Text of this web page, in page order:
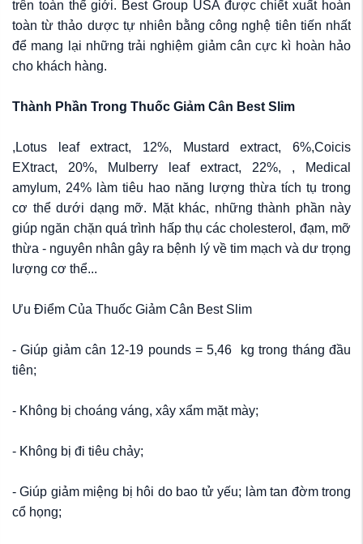
trên toàn thế giới. Best Group USA được chiết xuất hoàn
toàn từ thảo dược tự nhiên bằng công nghệ tiên tiến nhất
để mang lại những trải nghiệm giảm cân cực kì hoàn hảo
cho khách hàng.
Thành Phần Trong Thuốc Giảm Cân Best Slim
,Lotus leaf extract, 12%, Mustard extract, 6%,Coicis
EXtract, 20%, Mulberry leaf extract, 22%, , Medical
amylum, 24% làm tiêu hao năng lượng thừa tích tụ trong
cơ thể dưới dạng mỡ. Mặt khác, những thành phần này
giúp ngăn chặn quá trình hấp thụ các cholesterol, đạm, mỡ
thừa - nguyên nhân gây ra bệnh lý về tim mạch và dư trọng
lượng cơ thể...
Ưu Điểm Của Thuốc Giảm Cân Best Slim
- Giúp giảm cân 12-19 pounds = 5,46 kg trong tháng đầu
tiên;
- Không bị choáng váng, xây xẩm mặt mày;
- Không bị đi tiêu chảy;
- Giúp giảm miệng bị hôi do bao tử yếu; làm tan đờm trong
cổ họng;